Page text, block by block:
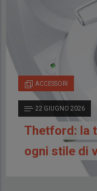
ACCESSORI
22 GIUGNO 2026
Thetford: la
ogni stile di